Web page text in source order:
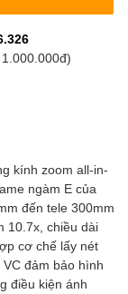
kính zoom all-in-
ngàm E của
đến tele 300mm
10.7x, chiều dài
cơ chế lấy nét
đảm bảo hình
điều kiện ánh